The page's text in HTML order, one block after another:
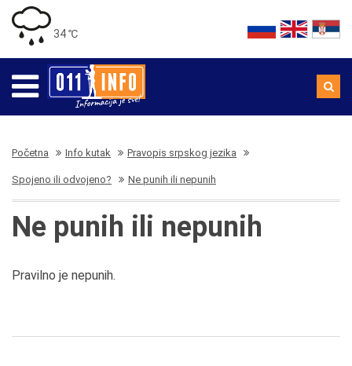
34 ℃
Početna Info kutak Pravopis srpskog jezika
Spojeno ili odvojeno? Ne punih ili nepunih
Ne punih ili nepunih
Pravilno je nepunih.